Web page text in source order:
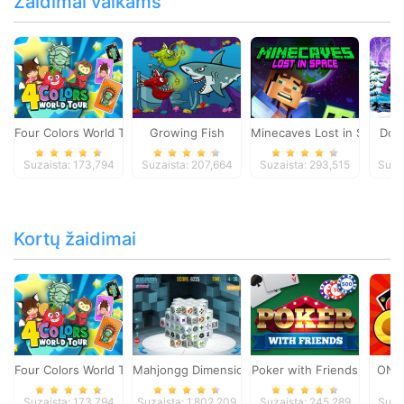
Four Colors World Tour
Suzaista: 173,794
Growing Fish
Suzaista: 207,664
Minecaves Lost in Space
Suzaista: 293,515
Kortų žaidimai
Four Colors World TourMahjongg DimensionsPoker with Friends